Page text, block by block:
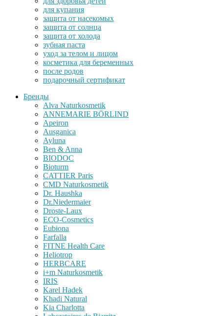
для купания
защита от насекомых
защита от солнца
защита от холода
зубная паста
уход за телом и лицом
косметика для беременных
после родов
подарочный сертификат
Бренды
Alva Naturkosmetik
ANNEMARIE BÖRLIND
Apeiron
Ausganica
Ayluna
Ben & Anna
BIODOC
Bioturm
CATTIER Paris
CMD Naturkosmetik
Dr. Haushka
Dr.Niedermaier
Droste-Laux
ECO-Cosmetics
Eubiona
Farfalla
FITNE Health Care
Heliotrop
HERBCARE
i+m Naturkosmetik
IRIS
Karel Hadek
Khadi Natural
Kia Charlotta